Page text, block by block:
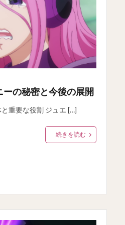
ーの秘密と今後の展開
重要な役割 ジュエ […]
続きを読む